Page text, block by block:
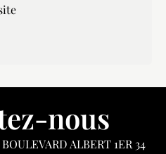
nous
ALBERT 1ER 34